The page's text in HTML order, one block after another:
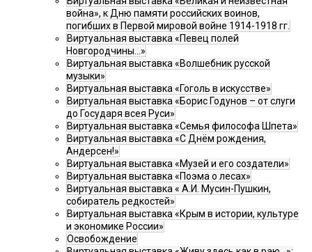
война», к Дню памяти российских воинов,
погибших в Первой мировой войне 1914-1918 гг.
Виртуальная выставка «Певец полей
Новгородчины…»
Виртуальная выставка «Волшебник русской
музыки»
Виртуальная выставка «Гоголь в искусстве»
Виртуальная выставка «Борис Годунов – от слуги
до Государя всея Руси»
Виртуальная выставка «Семья философа Шпета»
Виртуальная выставка «С Днём рождения,
Андерсен!»
Виртуальная выставка «Музей и его создатели»
Виртуальная выставка «Поэма о лесах»
Виртуальная выставка « А.И. Мусин-Пушкин,
собиратель редкостей»
Виртуальная выставка «Крым в истории, культуре
и экономике России»
Освобождение